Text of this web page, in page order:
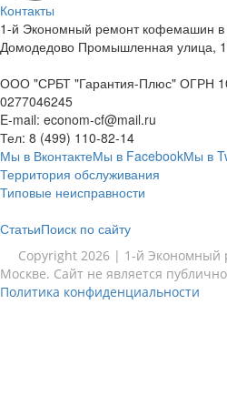
Контакты
1-й Экономный ремонт кофемашин в
Домодедово Промышленная улица,
ООО "СРБТ "Гарантия-Плюс" ОГРН
0277046245
E-mail: econom-cf@mail.ru
Тел: 8 (499) 110-82-14
Мы в ВконтактеМы в FacebookМы в
Территория обслуживания
Типовые неисправности
СтатьиПоиск по сайту
Copyright 2026 | 1-й
Москве. Сайт не является
Политика конфиденциальности